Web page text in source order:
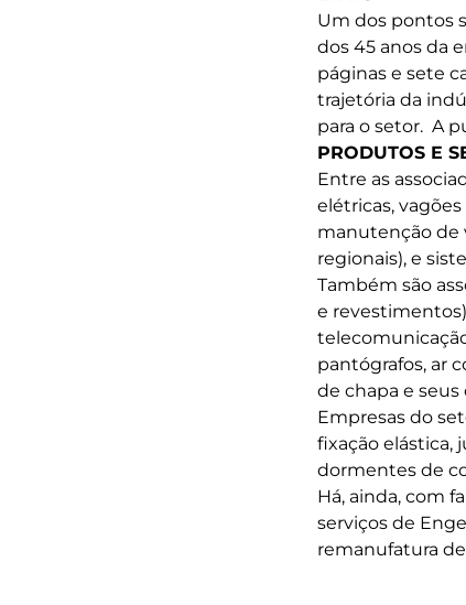
Um dos pontos
dos 45 anos da
páginas e sete
trajetória da
para o setor. A
PRODUTOS E
Entre as
elétricas,
manutenção de
regionais), e
Também são
e
pantógrafos, ar
de chapa e seus
Empresas do
fixação elástica,
dormentes de
Há, ainda, com
serviços de
remanufatura